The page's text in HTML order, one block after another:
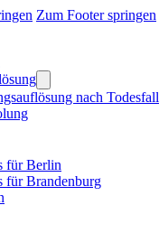
Zum Footer springen
nach Todesfall
für Berlin
für Brandenburg